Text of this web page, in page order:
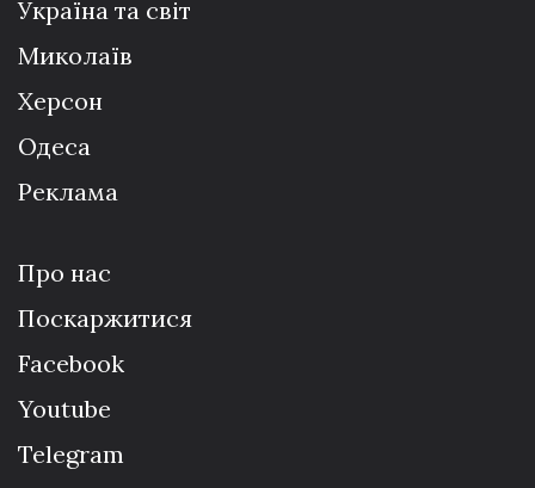
Україна та світ
Миколаїв
Херсон
Одеса
Реклама
Про нас
Поскаржитися
Facebook
Youtube
Telegram